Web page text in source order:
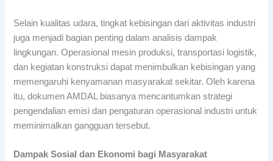
Selain kualitas udara, tingkat kebisingan dari aktivitas industri
juga menjadi bagian penting dalam analisis dampak
lingkungan. Operasional mesin produksi, transportasi logistik,
dan kegiatan konstruksi dapat menimbulkan kebisingan yang
memengaruhi kenyamanan masyarakat sekitar. Oleh karena
itu, dokumen AMDAL biasanya mencantumkan strategi
pengendalian emisi dan pengaturan operasional industri untuk
meminimalkan gangguan tersebut.
Dampak Sosial dan Ekonomi bagi Masyarakat